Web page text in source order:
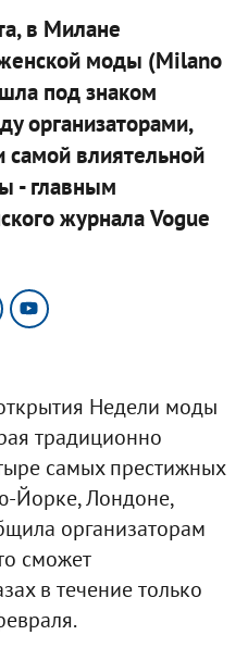
в Милане
моды (Milano
под знаком
организаторами,
самой влиятельной
- главным
журнала Vogue
Недели моды
традиционно
самых престижных
Йорке, Лондоне,
организаторам
сможет
в течение только